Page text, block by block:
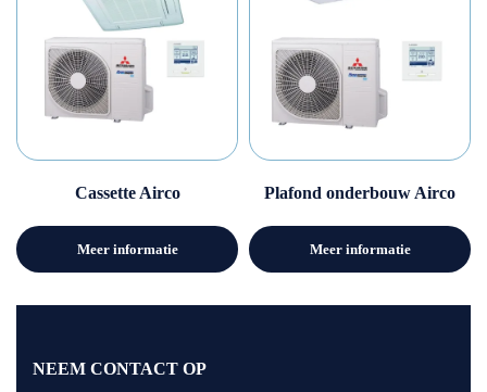
Cassette Airco
Meer informatie
Plafond onderbouw Airco
Meer informatie
NEEM CONTACT OP